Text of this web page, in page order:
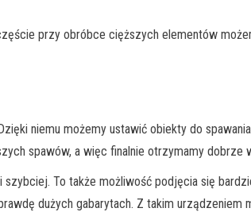
przy obróbce cięższych elementów
niemu możemy ustawić obiekty do
spawów, a więc finalnie otrzymamy dobrze
To także możliwość podjęcia się
dużych gabarytach. Z takim